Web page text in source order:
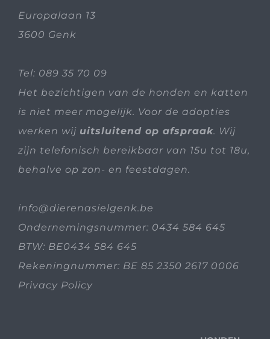
Europalaan 13
3600 Genk
Tel: 089 35 70 09
Het bezichtigen van de honden en katten
is niet meer mogelijk. Voor de adopties
werken wij uitsluitend op afspraak. Wij
zijn telefonisch bereikbaar van 15u tot 18u,
behalve op zon- en feestdagen.
info@dierenasielgenk.be
Ondernemingsnummer: 0434 584 645
BTW: BE0434 584 645
Rekeningnummer: BE 85 2350 2617 0006
Privacy Policy